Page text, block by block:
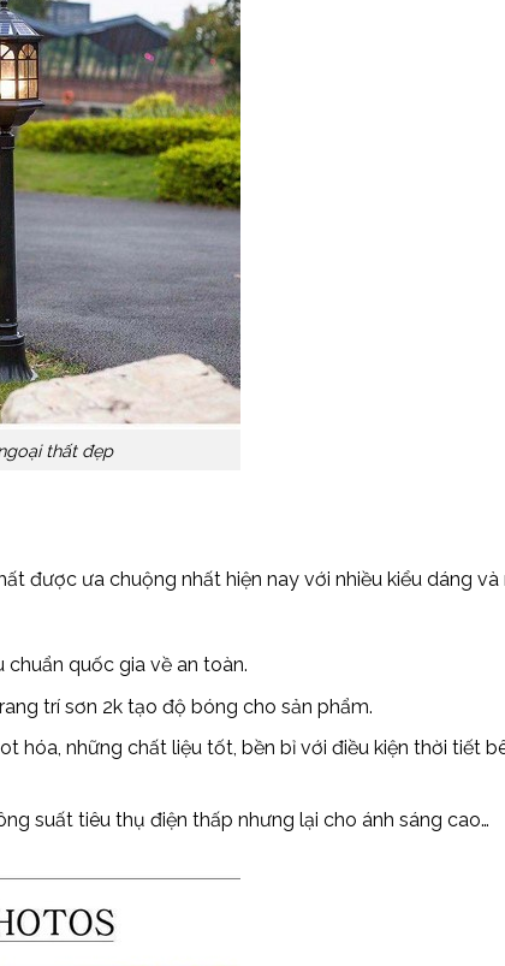
thất đẹp
được ưa chuộng nhất hiện nay với nhiều kiểu dáng và
quốc gia về an toàn.
trí sơn 2k tạo độ bóng cho sản phẩm.
hóa, những chất liệu tốt, bền bỉ với điều kiện thời tiết
suất tiêu thụ điện thấp nhưng lại cho ánh sáng cao…